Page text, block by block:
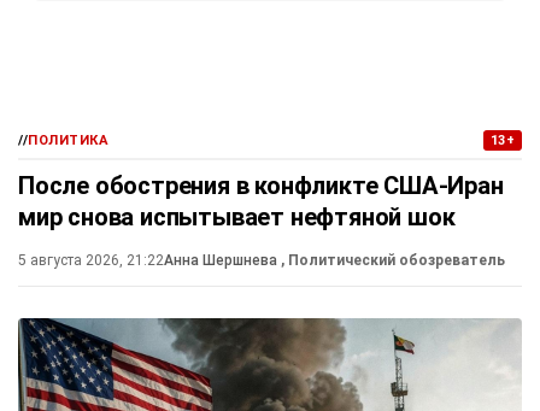
//ПОЛИТИКА 13+
После обострения в конфликте США-Иран
мир снова испытывает нефтяной шок
5 августа 2026, 21:22Анна Шершнева , Политический обозреватель